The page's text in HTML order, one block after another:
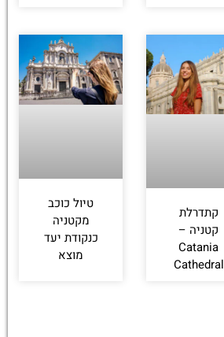
קתדרלת
קטניה –
Catania
Cathedral
טיול כוכב
מקטניה
כנקודת יעד
מוצא